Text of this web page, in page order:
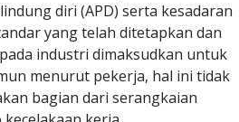
diri (APD) serta kesadaran
yang telah ditetapkan dan
industri dimaksudkan untuk
menurut pekerja, hal ini tidak
bagian dari serangkaian